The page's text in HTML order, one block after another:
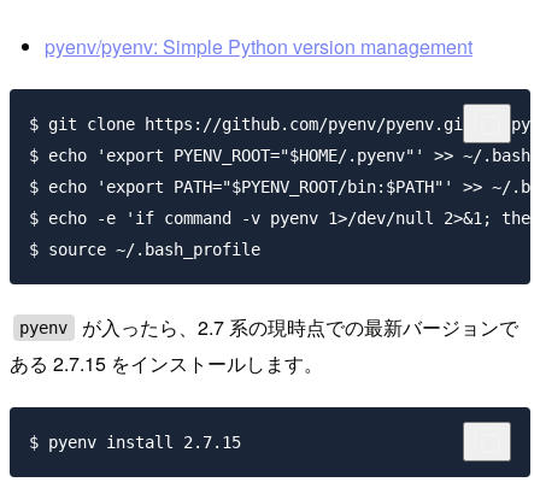
pyenv/pyenv: Simple Python version management
$ git clone https://github.com/pyenv/pyenv.git ~/
$ echo 'export PYENV_ROOT="$HOME/.pyenv"' >> ~/
$ echo 'export PATH="$PYENV_ROOT/bin:$PATH"' >> ~/
$ echo -e 'if command -v pyenv 1>/dev/null 2>&1;
pyenv
が入ったら、2.7 系の現時点での最新バージョンで
ある 2.7.15 をインストールします。